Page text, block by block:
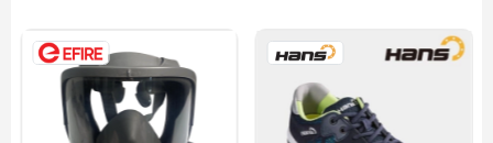
Nhám xếp P40 - 100mm Total TAC6310040
13.500₫ 15.000₫